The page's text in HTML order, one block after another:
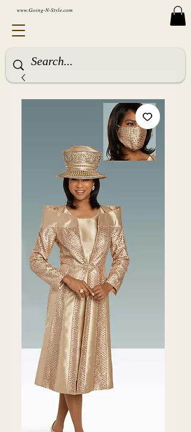
www.Going-N-Style.com